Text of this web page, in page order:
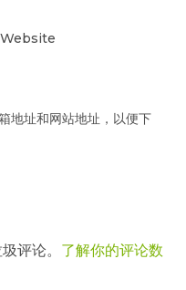
Website
地址和网站地址，以便下
评论。 了解你的评论数